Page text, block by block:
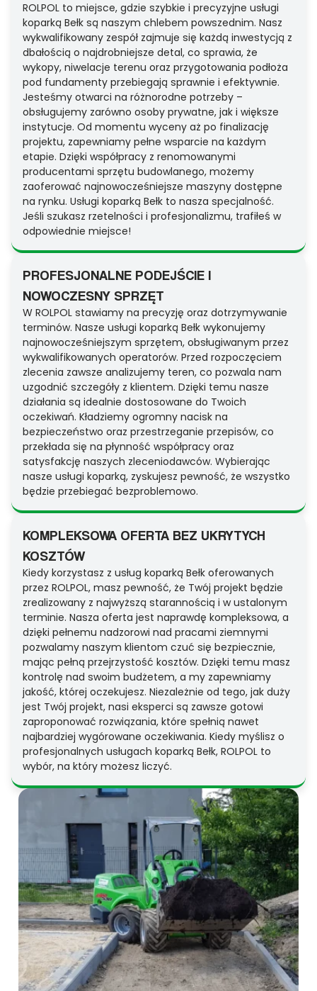
ROLPOL to miejsce, gdzie szybkie i precyzyjne usługi
koparką Bełk są naszym chlebem powszednim. Nasz
wykwalifikowany zespół zajmuje się każdą inwestycją z
dbałością o najdrobniejsze detal, co sprawia, że
wykopy, niwelacje terenu oraz przygotowania podłoża
pod fundamenty przebiegają sprawnie i efektywnie.
Jesteśmy otwarci na różnorodne potrzeby –
obsługujemy zarówno osoby prywatne, jak i większe
instytucje. Od momentu wyceny aż po finalizację
projektu, zapewniamy pełne wsparcie na każdym
etapie. Dzięki współpracy z renomowanymi
producentami sprzętu budowlanego, możemy
zaoferować najnowocześniejsze maszyny dostępne
na rynku. Usługi koparką Bełk to nasza specjalność.
Jeśli szukasz rzetelności i profesjonalizmu, trafiłeś w
odpowiednie miejsce!
PROFESJONALNE PODEJŚCIE I
NOWOCZESNY SPRZĘT
W ROLPOL stawiamy na precyzję oraz dotrzymywanie
terminów. Nasze usługi koparką Bełk wykonujemy
najnowocześniejszym sprzętem, obsługiwanym przez
wykwalifikowanych operatorów. Przed rozpoczęciem
zlecenia zawsze analizujemy teren, co pozwala nam
uzgodnić szczegóły z klientem. Dzięki temu nasze
działania są idealnie dostosowane do Twoich
oczekiwań. Kładziemy ogromny nacisk na
bezpieczeństwo oraz przestrzeganie przepisów, co
przekłada się na płynność współpracy oraz
satysfakcję naszych zleceniodawców. Wybierając
nasze usługi koparką, zyskujesz pewność, że wszystko
będzie przebiegać bezproblemowo.
KOMPLEKSOWA OFERTA BEZ UKRYTYCH
KOSZTÓW
Kiedy korzystasz z usług koparką Bełk oferowanych
przez ROLPOL, masz pewność, że Twój projekt będzie
zrealizowany z najwyższą starannością i w ustalonym
terminie. Nasza oferta jest naprawdę kompleksowa, a
dzięki pełnemu nadzorowi nad pracami ziemnymi
pozwalamy naszym klientom czuć się bezpiecznie,
mając pełną przejrzystość kosztów. Dzięki temu masz
kontrolę nad swoim budżetem, a my zapewniamy
jakość, której oczekujesz. Niezależnie od tego, jak duży
jest Twój projekt, nasi eksperci są zawsze gotowi
zaproponować rozwiązania, które spełnią nawet
najbardziej wygórowane oczekiwania. Kiedy myślisz o
profesjonalnych usługach koparką Bełk, ROLPOL to
wybór, na który możesz liczyć.